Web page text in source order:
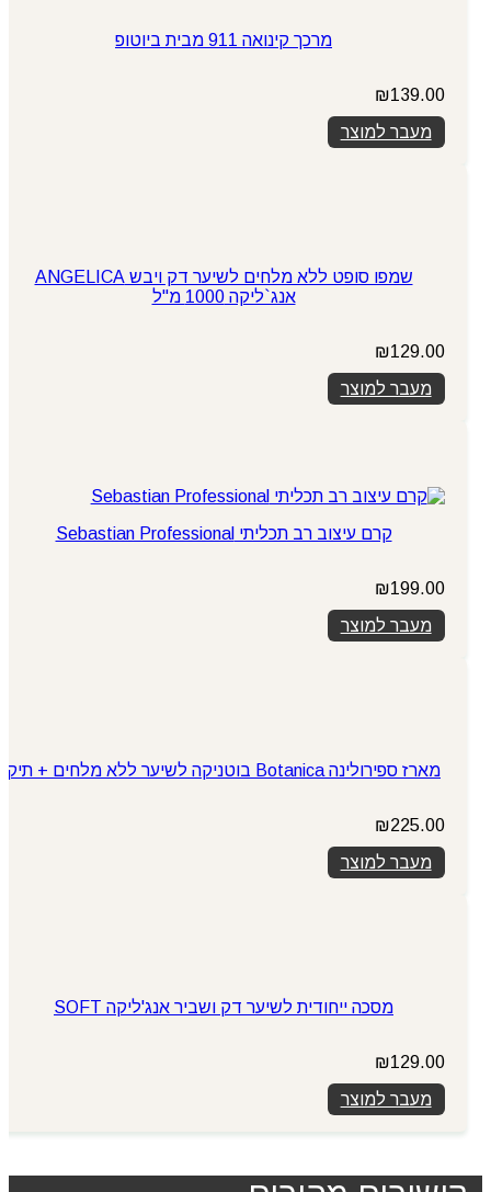
מרכך קינואה 911 מבית ביוטופ
₪139.00
מעבר למוצר
שמפו סופט ללא מלחים לשיער דק ויבש ANGELICA
אנג`ליקה 1000 מ"ל
₪129.00
מעבר למוצר
קרם עיצוב רב תכליתי Sebastian Professional
₪199.00
מעבר למוצר
מארז ספירולינה Botanica בוטניקה לשיער ללא מלחים + תיק
₪225.00
מעבר למוצר
מסכה ייחודית לשיער דק ושביר אנג'ליקה SOFT
₪129.00
מעבר למוצר